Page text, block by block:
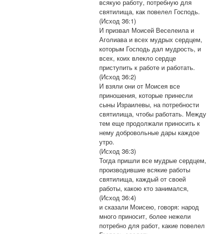
всякую работу, потребную для
святилища, как повелел Господь.
(Исход 36:1)
И призвал Моисей Веселеила и
Аголиава и всех мудрых сердцем,
которым Господь дал мудрость, и
всех, коих влекло сердце
приступить к работе и работать.
(Исход 36:2)
И взяли они от Моисея все
приношения, которые принесли
сыны Израилевы, на потребности
святилища, чтобы работать. Между
тем еще продолжали приносить к
нему добровольные дары каждое
утро.
(Исход 36:3)
Тогда пришли все мудрые сердцем,
производившие всякие работы
святилища, каждый от своей
работы, какою кто занимался,
(Исход 36:4)
и сказали Моисею, говоря: народ
много приносит, более нежели
потребно для работ, какие повелел